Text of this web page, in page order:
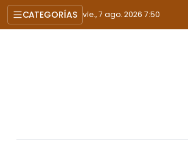
CATEGORÍAS vie., 7 ago. 2026 7:50